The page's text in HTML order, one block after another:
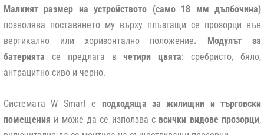
Малкият размер на устройството (само 18 мм дълбочина)
позволява поставянето му върху плъзгащи се прозорци във
вертикално или хоризонтално положение. Модулът за
батерията се предлага вчетири цвята: сребристо, бяло,
антрацитно сиво и черно.
Системата W Smart е подходяща за жилищни и търговски
помещения и може да се използва с всички видове прозорци,